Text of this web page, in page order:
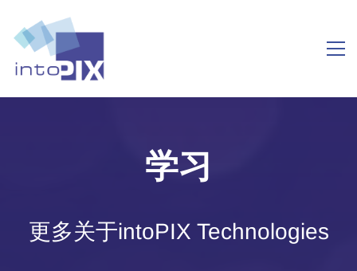
学习
更多关于intoPIX Technologies